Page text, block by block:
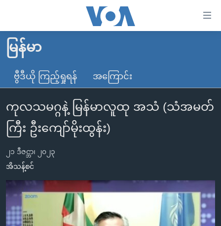
လွယ်ကူ
စေ
သည့်
များ
ပင်မ
သို့
ကျော်
ကြည့်
ရန်
ပင်မ
အ
မူလစာမျက်နှာ
မြန်မာ
ကမ္ဘာ့သတင်းများ
နိုင်ငံတကာ
အမေရိကန်
အစ္စရေး-ပါလက်စတိုင်း
ဗွီဒီယို
သတင်းလွတ်လပ်ခွင့်
ရပ်ဝန်းတခု လမ်းတခု အလွန်
အင်္ဂလိပ်စာလေ့လာမယ်
မကြေးမုံရဲ့ အင်္ဂလိပ်စာ
ရုပ်ရှင်ထဲက အင်္ဂလိပ်စာ
ရေဒီယို
တီဗွီ
ရေဒီယိုနှင့်ရုပ်သံ အချက်အလက်များ
ရေဒီယို/တီဗွီအစီအစဉ်
မြန်မာ
ဗွီဒီယို ကြည့်ရှုရန် အကြောင်း
ကုလသမဂ္ဂနဲ့ မြန်မာလူထု အသံ (သံအမတ်
ကြီး ဦးကျော်မိုးထွန်း)
၂၁ ဒီဇင္ဘာ၊ ၂၀၂၃
အိသန့်စင်